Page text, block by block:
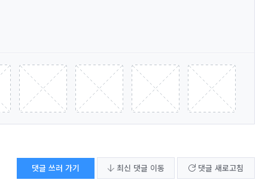
댓글 쓰러 가기 최신 댓글 이동 댓글 새로고침